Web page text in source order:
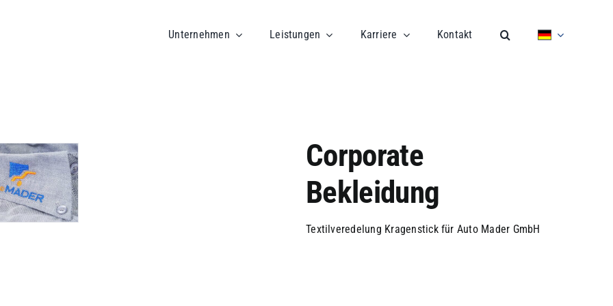
Unternehmen Leistungen Karriere Kontakt
Corporate
Bekleidung
Textilveredelung Kragenstick für Auto Mader GmbH